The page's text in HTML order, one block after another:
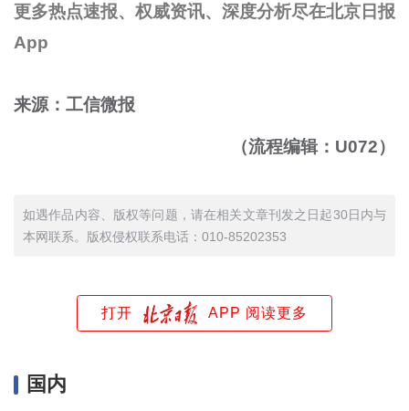
更多热点速报、权威资讯、深度分析尽在北京日报
App
来源：工信微报
（流程编辑：U072）
如遇作品内容、版权等问题，请在相关文章刊发之日起30日内与
本网联系。版权侵权联系电话：010-85202353
打开 APP 阅读更多
国内